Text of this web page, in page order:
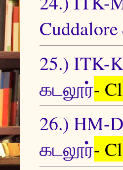
25.) ITK-
கடலூர்-
26.) HM-
கடலூர்-